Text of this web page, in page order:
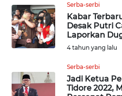
Serba-serbi
Kabar
Desak Putri
Laporkan
4 tahun yang lalu
Serba-serbi
Jadi Ketua
Tidore 2022,
WN
SULSEL
GORONTALO